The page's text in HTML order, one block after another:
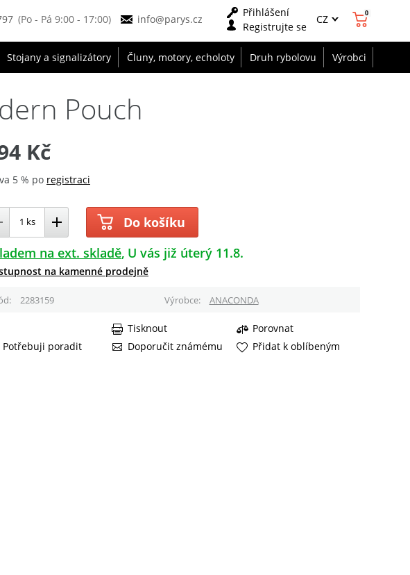
(Po - Pá 9:00 - 17:00) info@parys.cz
Přihlášení
Registrujte se
CZ 0
Stojany a signalizátory Čluny, motory, echoloty Druh rybolovu Výrobci
Pouch
Kč
5 % po registraci
Do košíku
na ext. skladě U vás již úterý 11.8.
na kamenné prodejně
2283159 Výrobce ANACONDA
Porovnat
Potřebuji poradit
Doporučit známému
Tisknout
Přidat k oblíbeným